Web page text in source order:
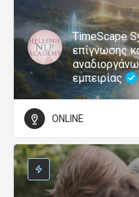
TimeScape
επίγνωσης
εμπειρίας
ONLINE